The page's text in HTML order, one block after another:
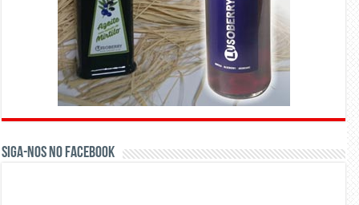
Siga-nos no Facebook